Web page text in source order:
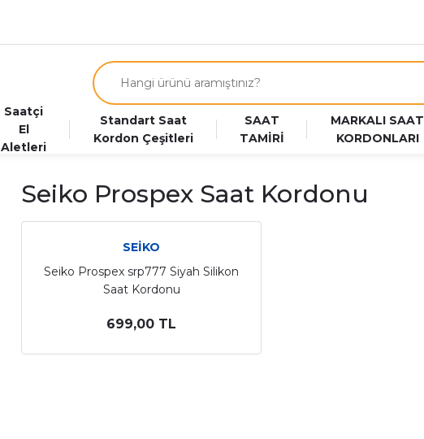
Saatçi
El
Aletleri
Standart Saat
Kordon Çeşitleri
SAAT
TAMİRİ
MARKALI SAAT
KORDONLARI
Seiko Prospex Saat Kordonu
SEİKO
Seiko Prospex srp777 Siyah Silikon
Saat Kordonu
699,00 TL